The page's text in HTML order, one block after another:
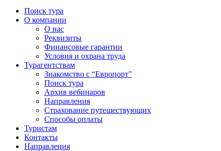
Поиск тура
О компании
О нас
Реквизиты
Финансовые гарантии
Условия и охрана труда
Турагентствам
Знакомство с “Европорт”
Поиск тура
Архив вебинаров
Направления
Страхование путешествующих
Способы оплаты
Туристам
Контакты
Направления